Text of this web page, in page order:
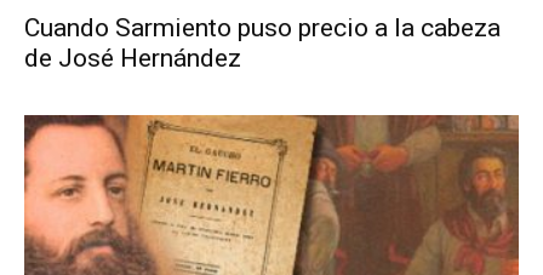
Cuando Sarmiento puso precio a la cabeza
de José Hernández